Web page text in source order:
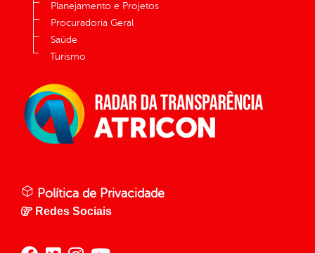
Planejamento e Projetos
Procuradoria Geral
Saúde
Turismo
Política de Privacidade
Redes Sociais